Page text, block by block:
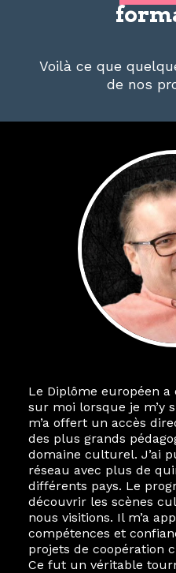
Voilà ce que
de nos
Le Diplôme européen
sur moi lorsque je m’y
m’a offert un accès
des plus grands
domaine culturel. J’ai
réseau avec plus de
différents pays. Le
découvrir les scènes
nous visitions. Il m’a
compétences et
projets de coopération
Ce fut un véritable